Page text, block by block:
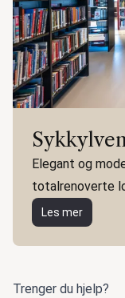
Elegant og
totalrenoverte
Les mer
Trenger du hjelp?